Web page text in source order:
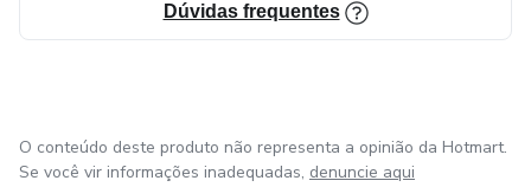
Dúvidas frequentes
O conteúdo deste produto não representa a opinião da Hotmart.
Se você vir informações inadequadas, denuncie aqui